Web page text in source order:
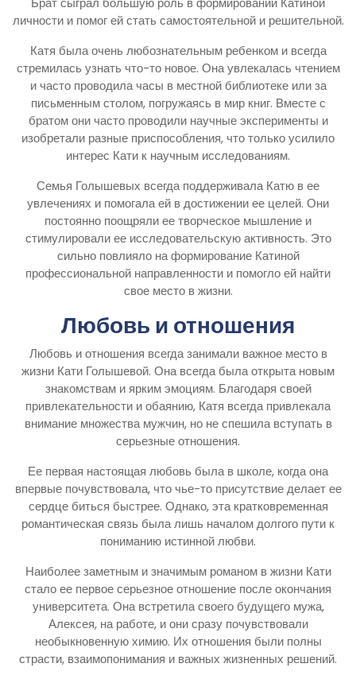
личности и помог ей стать самостоятельной и решительной.
Катя была очень любознательным ребенком и всегда
стремилась узнать что-то новое. Она увлекалась чтением
и часто проводила часы в местной библиотеке или за
письменным столом, погружаясь в мир книг. Вместе с
братом они часто проводили научные эксперименты и
изобретали разные приспособления, что только усилило
интерес Кати к научным исследованиям.
Семья Голышевых всегда поддерживала Катю в ее
увлечениях и помогала ей в достижении ее целей. Они
постоянно поощряли ее творческое мышление и
стимулировали ее исследовательскую активность. Это
сильно повлияло на формирование Катиной
профессиональной направленности и помогло ей найти
свое место в жизни.
Любовь и отношения
Любовь и отношения всегда занимали важное место в
жизни Кати Голышевой. Она всегда была открыта новым
знакомствам и ярким эмоциям. Благодаря своей
привлекательности и обаянию, Катя всегда привлекала
внимание множества мужчин, но не спешила вступать в
серьезные отношения.
Ее первая настоящая любовь была в школе, когда она
впервые почувствовала, что чье-то присутствие делает ее
сердце биться быстрее. Однако, эта кратковременная
романтическая связь была лишь началом долгого пути к
пониманию истинной любви.
Наиболее заметным и значимым романом в жизни Кати
стало ее первое серьезное отношение после окончания
университета. Она встретила своего будущего мужа,
Алексея, на работе, и они сразу почувствовали
необыкновенную химию. Их отношения были полны
страсти, взаимопонимания и важных жизненных решений.